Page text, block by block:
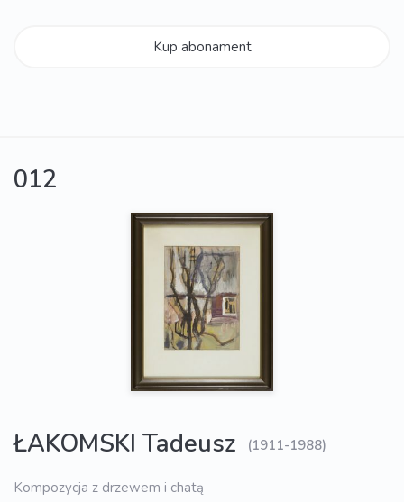
Kup abonament
012
ŁAKOMSKI Tadeusz (1911-1988)
Kompozycja z drzewem i chatą